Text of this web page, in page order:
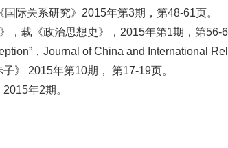
际关系研究》2015年第3期，第48-61页。
，载《政治思想史》，2015年第1期，第56-
，Journal of China and International
》 2015年第10期， 第17-19页。
年2期。